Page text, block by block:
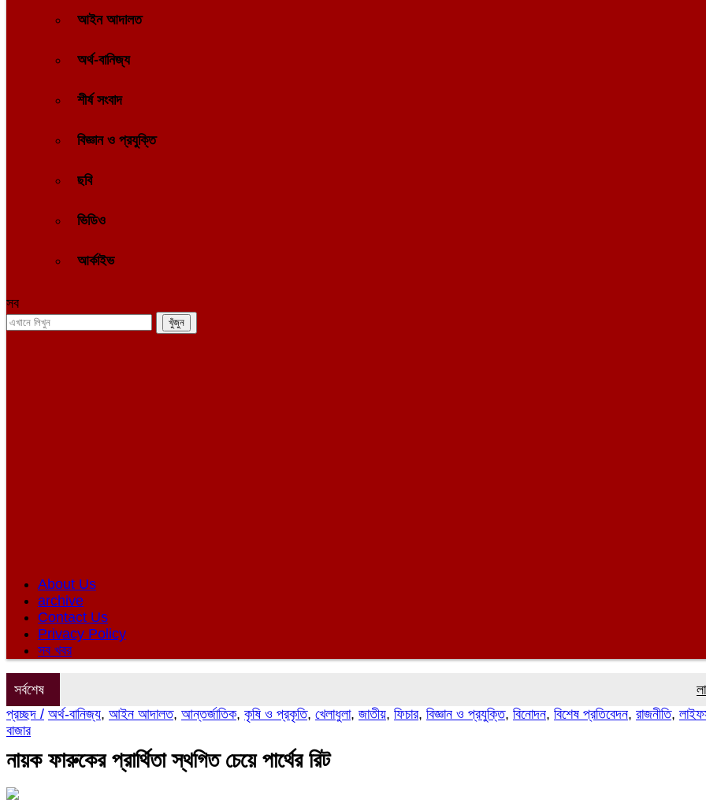
আইন আদালত
অর্থ-বানিজ্য
শীর্ষ সংবাদ
বিজ্ঞান ও প্রযুক্তি
ছবি
ভিডিও
আর্কাইভ
সব
About Us
archive
Contact Us
Privacy Policy
সব খবর
সর্বশেষ
প্রচ্ছদ / অর্থ-বানিজ্য, আইন আদালত, আন্তর্জাতিক, কৃষি ও প্রকৃতি, খেলাধুলা, জাতীয়, ফিচার, বিজ্ঞান ও প্রযুক্তি, বিনোদন, বিশেষ প্রতিবেদন, রাজনীতি,
বাজার
নায়ক ফারুকের প্রার্থিতা স্থগিত চেয়ে পার্থের রিট